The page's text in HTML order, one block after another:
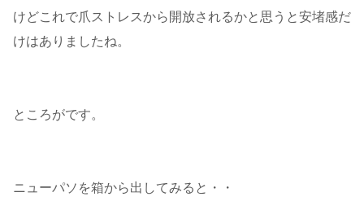
けどこれで爪ストレスから開放されるかと思うと安堵感だ
けはありましたね。
ところがです。
ニューパソを箱から出してみると・・